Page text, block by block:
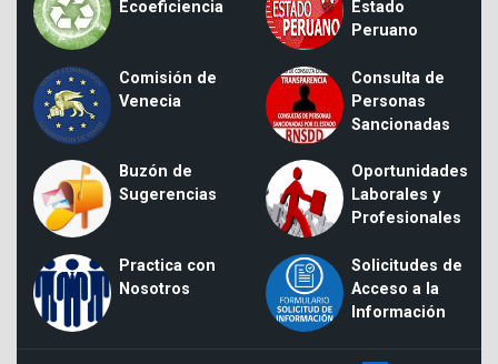
Ecoeficiencia
Estado
Peruano
Comisión de
Venecia
Consulta de
Personas
Sancionadas
Buzón de
Sugerencias
Oportunidades
Laborales y
Profesionales
Practica con
Nosotros
Solicitudes de
Acceso a la
Información